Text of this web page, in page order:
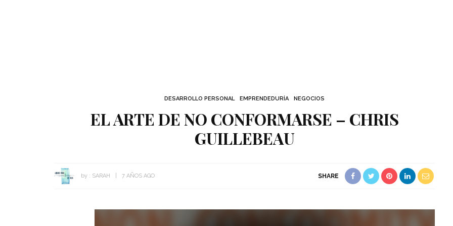
DESARROLLO PERSONAL EMPRENDEDURÍA NEGOCIOS
EL ARTE DE NO CONFORMARSE – CHRIS
GUILLEBEAU
by : SARAH 7 AÑOS AGO SHARE